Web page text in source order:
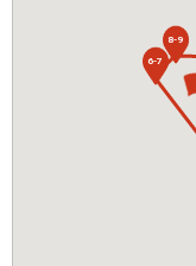
6-7
8-9